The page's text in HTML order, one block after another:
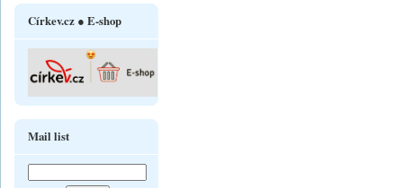
Církev.cz ● E-shop
Mail list